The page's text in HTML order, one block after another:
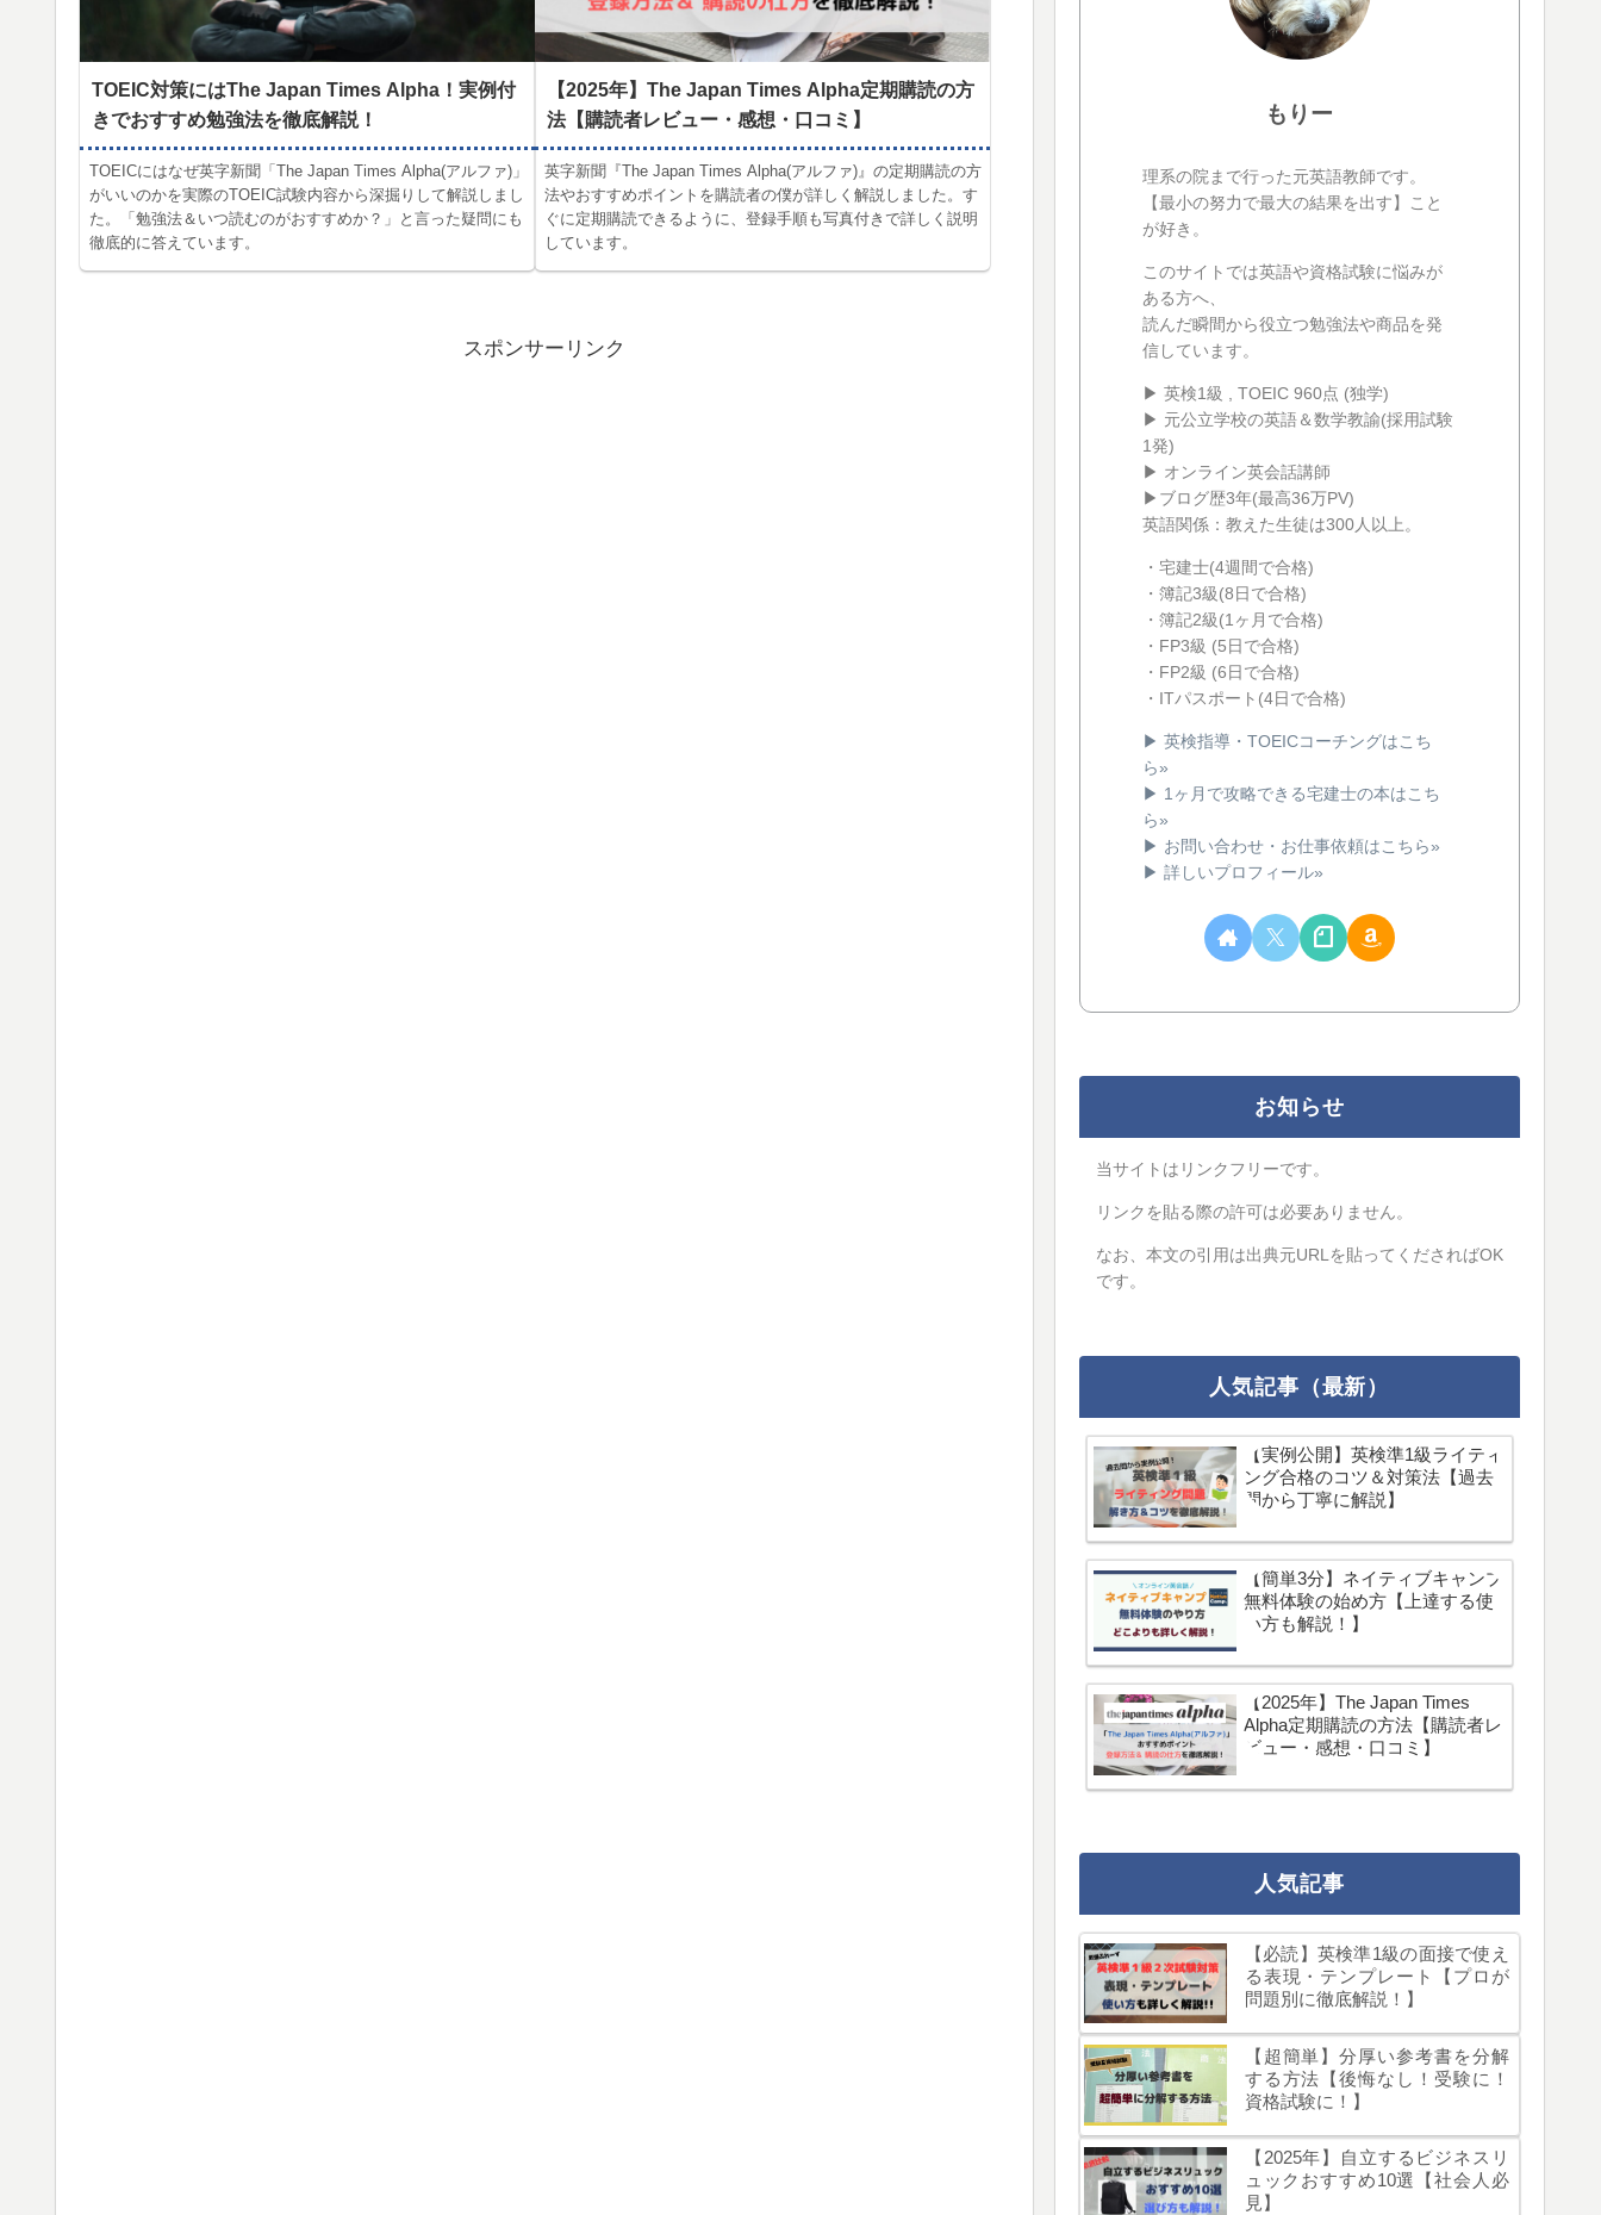
TOEIC対策にはThe Japan Times Alpha！実例付
きでおすすめ勉強法を徹底解説！
TOEICにはなぜ英字新聞「The Japan Times Alpha(アルファ)」
がいいのかを実際のTOEIC試験内容から深掘りして解説しまし
た。「勉強法＆いつ読むのがおすすめか？」と言った疑問にも
徹底的に答えています。
【2025年】The Japan Times Alpha定期購読の方
法【購読者レビュー・感想・口コミ】
英字新聞『The Japan Times Alpha(アルファ)』の定期購読の方
法やおすすめポイントを購読者の僕が詳しく解説しました。す
ぐに定期購読できるように、登録手順も写真付きで詳しく説明
しています。
スポンサーリンク
もりー
理系の院まで行った元英語教師です。
【最小の努力で最大の結果を出す】こと
が好き。
このサイトでは英語や資格試験に悩みが
ある方へ、
読んだ瞬間から役立つ勉強法や商品を発
信しています。
▶ 英検1級 , TOEIC 960点 (独学)
▶ 元公立学校の英語＆数学教諭(採用試験
1発)
▶ オンライン英会話講師
▶ブログ歴3年(最高36万PV)
英語関係：教えた生徒は300人以上。
・宅建士(4週間で合格)
・簿記3級(8日で合格)
・簿記2級(1ヶ月で合格)
・FP3級 (5日で合格)
・FP2級 (6日で合格)
・ITパスポート(4日で合格)
▶ 英検指導・TOEICコーチングはこち
ら»
▶ 1ヶ月で攻略できる宅建士の本はこち
ら»
▶ お問い合わせ・お仕事依頼はこちら»
▶ 詳しいプロフィール»
お知らせ
当サイトはリンクフリーです。
リンクを貼る際の許可は必要ありません。
なお、本文の引用は出典元URLを貼ってくださればOK
です。
人気記事（最新）
【実例公開】英検準1級ライティ
ング合格のコツ＆対策法【過去
問から丁寧に解説】
【簡単3分】ネイティブキャンプ
無料体験の始め方【上達する使
い方も解説！】
【2025年】The Japan Times
Alpha定期購読の方法【購読者レ
ビュー・感想・口コミ】
人気記事
【必読】英検準1級の面接で使え
る表現・テンプレート【プロが
問題別に徹底解説！】
【超簡単】分厚い参考書を分解
する方法【後悔なし！受験に！
資格試験に！】
【2025年】自立するビジネスリ
ュックおすすめ10選【社会人必
見】